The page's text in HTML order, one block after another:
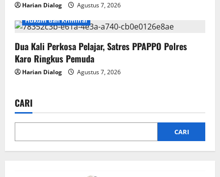
Harian Dialog
Agustus 7, 2026
Hukum dan Kriminal
Dua Kali Perkosa Pelajar, Satres PPAPPO Polres
Karo Ringkus Pemuda
Harian Dialog Agustus 7, 2026
CARI
CARI